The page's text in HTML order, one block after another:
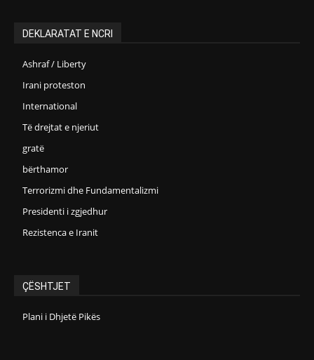
DEKLARATAT E NCRI
Ashraf / Liberty
Irani proteston
International
Të drejtat e njeriut
gratë
bërthamor
Terrorizmi dhe Fundamentalizmi
Presidenti i zgjedhur
Rezistenca e Iranit
ÇËSHTJET
Plani i Dhjetë Pikës